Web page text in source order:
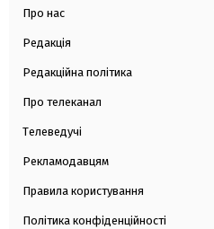
Про нас
Редакція
Редакційна політика
Про телеканал
Телеведучі
Рекламодавцям
Правила користування
Політика конфіденційності